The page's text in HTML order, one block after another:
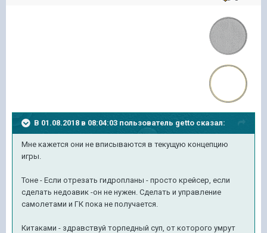
В 01.08.2018 в 08:04:03 пользователь getto сказал:
Мне кажется они не вписываются в текущую концепцию
игры.
Тоне - Если отрезать гидропланы - просто крейсер, если
сделать недоавик -он не нужен. Сделать и управление
самолетами и ГК пока не получается.
Китаками - здравствуй торпедный суп, от которого умрут